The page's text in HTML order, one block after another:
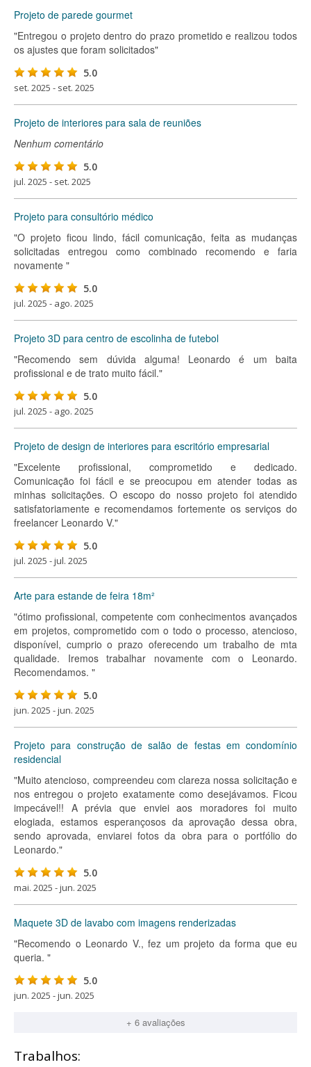
Projeto de parede gourmet
"Entregou o projeto dentro do prazo prometido e realizou todos
os ajustes que foram solicitados"
5.0
set. 2025 - set. 2025
Projeto de interiores para sala de reuniões
Nenhum comentário
5.0
jul. 2025 - set. 2025
Projeto para consultório médico
"O projeto ficou lindo, fácil comunicação, feita as mudanças
solicitadas entregou como combinado recomendo e faria
novamente "
5.0
jul. 2025 - ago. 2025
Projeto 3D para centro de escolinha de futebol
"Recomendo sem dúvida alguma! Leonardo é um baita
profissional e de trato muito fácil."
5.0
jul. 2025 - ago. 2025
Projeto de design de interiores para escritório empresarial
"Excelente profissional, comprometido e dedicado.
Comunicação foi fácil e se preocupou em atender todas as
minhas solicitações. O escopo do nosso projeto foi atendido
satisfatoriamente e recomendamos fortemente os serviços do
freelancer Leonardo V."
5.0
jul. 2025 - jul. 2025
Arte para estande de feira 18m²
"ótimo profissional, competente com conhecimentos avançados
em projetos, comprometido com o todo o processo, atencioso,
disponível, cumprio o prazo oferecendo um trabalho de mta
qualidade. Iremos trabalhar novamente com o Leonardo.
Recomendamos. "
5.0
jun. 2025 - jun. 2025
Projeto para construção de salão de festas em condomínio
residencial
"Muito atencioso, compreendeu com clareza nossa solicitação e
nos entregou o projeto exatamente como desejávamos. Ficou
impecável!! A prévia que enviei aos moradores foi muito
elogiada, estamos esperançosos da aprovação dessa obra,
sendo aprovada, enviarei fotos da obra para o portfólio do
Leonardo."
5.0
mai. 2025 - jun. 2025
Maquete 3D de lavabo com imagens renderizadas
"Recomendo o Leonardo V., fez um projeto da forma que eu
queria. "
5.0
jun. 2025 - jun. 2025
+ 6 avaliações
Trabalhos: